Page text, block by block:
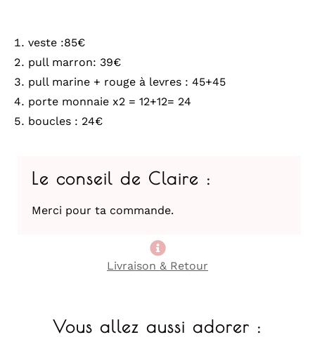
veste :85€
pull marron: 39€
pull marine + rouge à levres : 45+45
porte monnaie x2 = 12+12= 24
boucles : 24€
Le conseil de Claire :
Merci pour ta commande.
Livraison & Retour
Vous allez aussi adorer :